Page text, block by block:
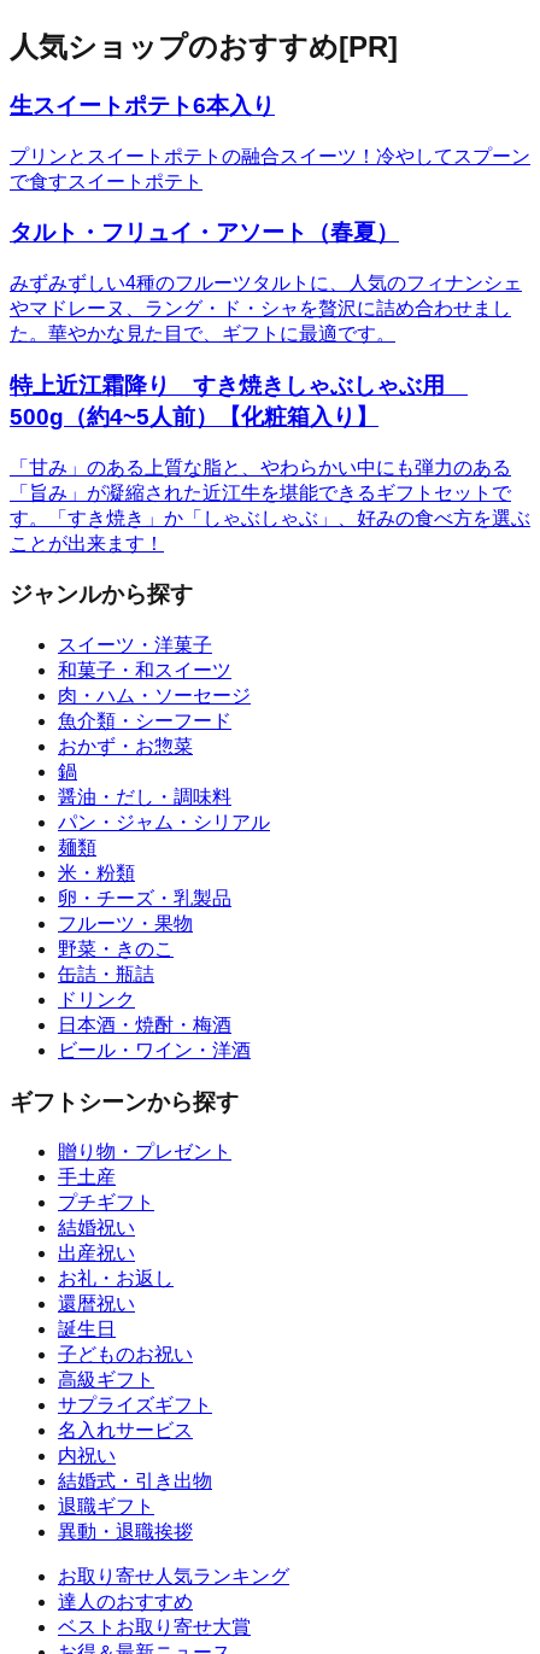
人気ショップのおすすめ[PR]
生スイートポテト6本入り
プリンとスイートポテトの融合スイーツ！冷やしてスプーン
で食すスイートポテト
タルト・フリュイ・アソート（春夏）
みずみずしい4種のフルーツタルトに、人気のフィナンシェ
やマドレーヌ、ラング・ド・シャを贅沢に詰め合わせまし
た。華やかな見た目で、ギフトに最適です。
特上近江霜降り すき焼きしゃぶしゃぶ用
500g（約4~5人前）【化粧箱入り】
「甘み」のある上質な脂と、やわらかい中にも弾力のある
「旨み」が凝縮された近江牛を堪能できるギフトセットで
す。「すき焼き」か「しゃぶしゃぶ」、好みの食べ方を選ぶ
ことが出来ます！
ジャンルから探す
スイーツ・洋菓子
和菓子・和スイーツ
肉・ハム・ソーセージ
魚介類・シーフード
おかず・お惣菜
鍋
醤油・だし・調味料
パン・ジャム・シリアル
麺類
米・粉類
卵・チーズ・乳製品
フルーツ・果物
野菜・きのこ
缶詰・瓶詰
ドリンク
日本酒・焼酎・梅酒
ビール・ワイン・洋酒
ギフトシーンから探す
贈り物・プレゼント
手土産
プチギフト
結婚祝い
出産祝い
お礼・お返し
還暦祝い
誕生日
子どものお祝い
高級ギフト
サプライズギフト
名入れサービス
内祝い
結婚式・引き出物
退職ギフト
異動・退職挨拶
お取り寄せ人気ランキング
達人のおすすめ
ベストお取り寄せ大賞